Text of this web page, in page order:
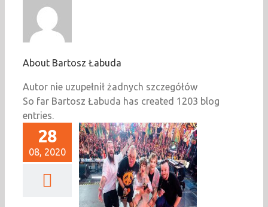
About Bartosz Łabuda
Autor nie uzupełnił żadnych szczegółów
So far Bartosz Łabuda has created 1203 blog
entries.
28
08, 2020
na wielkim